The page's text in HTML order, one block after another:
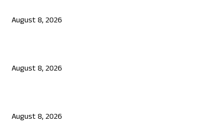
August 8, 2026
August 8, 2026
August 8, 2026